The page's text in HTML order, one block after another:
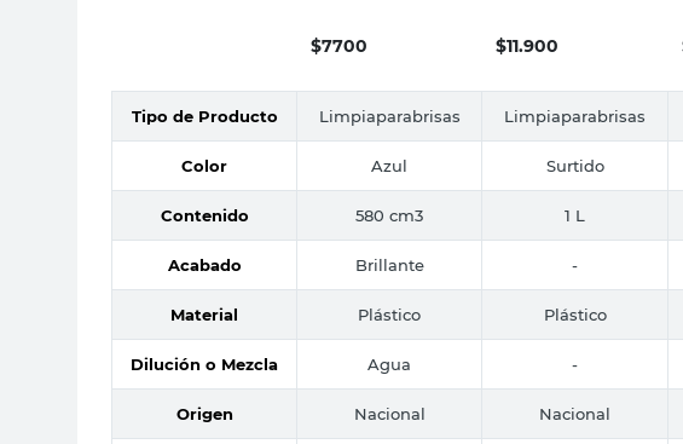
$7700 $11.900
Tipo de Producto Limpiaparabrisas Limpiaparabrisas
Color Azul Surtido
Contenido 580 cm3 1 L
Acabado Brillante -
Material Plástico Plástico
Dilución o Mezcla Agua -
Origen Nacional Nacional